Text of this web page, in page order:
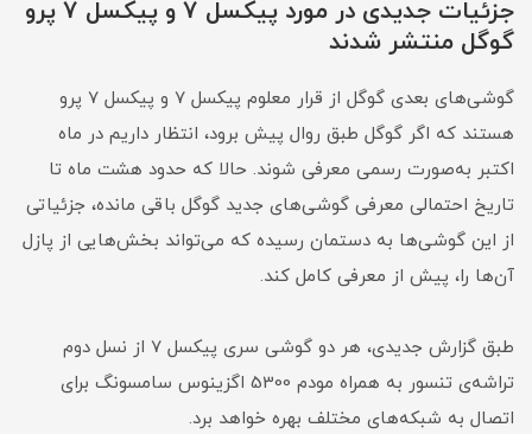
جزئیات جدیدی در مورد پیکسل 7 و پیکسل 7 پرو
گوگل منتشر شدند
گوشی‌های بعدی گوگل از قرار معلوم پیکسل 7 و پیکسل 7 پرو
هستند که اگر گوگل طبق روال پیش برود، انتظار داریم در ماه
اکتبر به‌صورت رسمی معرفی شوند. حالا که حدود هشت ماه تا
تاریخ احتمالی معرفی گوشی‌های جدید گوگل باقی مانده، جزئیاتی
از این گوشی‌ها به دستمان رسیده که می‌تواند بخش‌هایی از پازل
آن‌ها را، پیش‌ از معرفی کامل کند.
طبق گزارش جدیدی، هر دو گوشی سری پیکسل 7 از نسل دوم
تراشه‌ی تنسور به همراه مودم 5300 اگزینوس سامسونگ برای
اتصال به شبکه‌های مختلف بهره خواهد برد.